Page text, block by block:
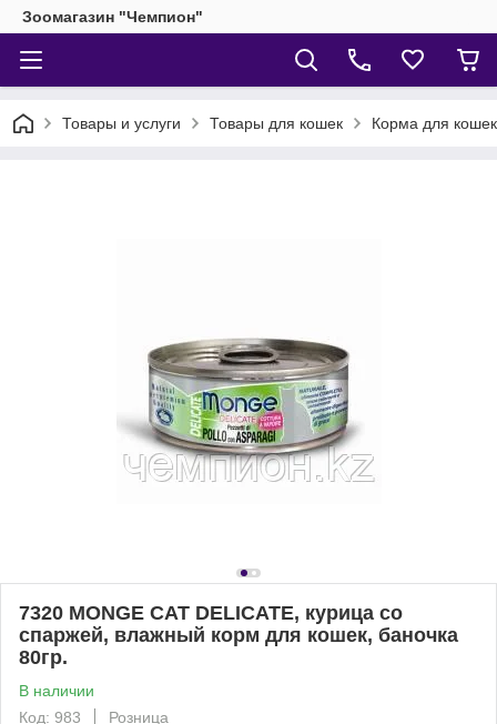
Зоомагазин "Чемпион"
Товары и услуги Товары для кошек Корма для кошек
7320 MONGE CAT DELICATE, курица со
спаржей, влажный корм для кошек, баночка
80гр.
В наличии
Код: 983
Розница